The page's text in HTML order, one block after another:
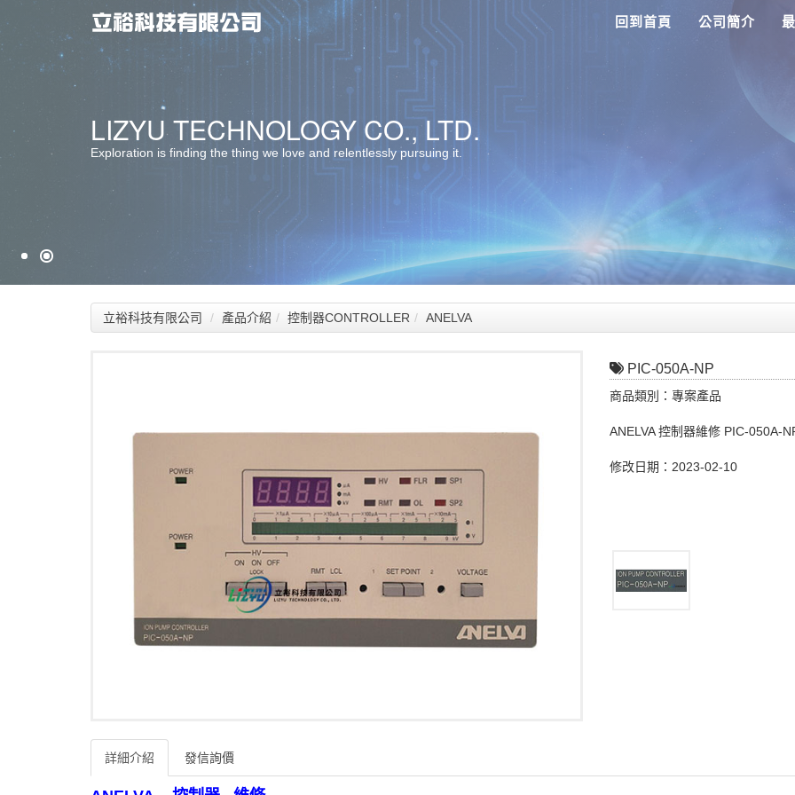
最佳服務 ‧ 最佳選擇
堅持品質 ‧ 卓越創新
LIZYU TECHNOLOGY CO., LTD.
Exploration is finding the thing we love and relentlessly pursuing it.
回到首頁 公司簡介
立裕科技有限公司 產品介紹 控制器CONTROLLER ANELVA
PIC-050A-NP
商品類別：專案產品
ANELVA 控制器維修 PIC-050A-
修改日期：2023-02-10
詳細介紹 發信詢價